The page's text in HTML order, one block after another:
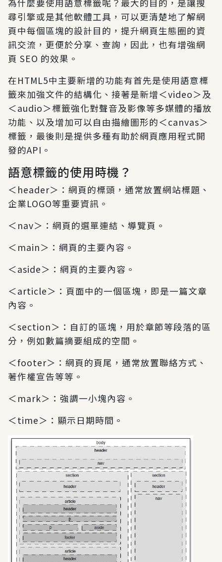
為什麼要使用語意標籤呢？最大的目的，是讓搜
尋引擎或是其他軟體工具，可以更清楚地了解網
頁中每個區塊的設計目的，提升網頁生態圈的資
訊交流，更便於分享、查詢，因此，也有增強網
頁 SEO 的效果。
在HTML5中主要新增的功能有首先是使用語意標
籤來加強文件的結構化、接著是新增＜video＞及
＜audio＞標籤強化對聲音及影像等多媒體的播放
功能、以及增加可以自由描繪圖形的＜canvas＞
標籤，最後則是提供多種有助於網頁應用程式開
發的API。
語意標籤的使用時機？
＜header＞：網頁的標頭，通常放置網站標題、
企業LOGO等重要資訊。
＜nav＞：網頁的選單連結、導覽頁。
＜main＞：網頁的主要內容。
＜aside＞：網頁的主要內容。
＜article＞：頁面中的一個區塊，即是一篇文章
內容。
＜section＞：自訂的區塊，用於章節等段落的區
分，例如數篇摘要組成的空間。
＜footer＞：網頁的頁尾，通常放置聯絡方式、
著作權宣告等等。
＜mark＞：強調一小塊內容。
＜time＞：顯示日期時間。